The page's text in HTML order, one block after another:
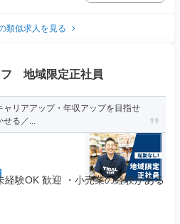
類似求人を見る
地域限定正社員
ャリアアップ・年収アップを目指せ
せる／...
験OK 歓迎 ・小売業の経験がある